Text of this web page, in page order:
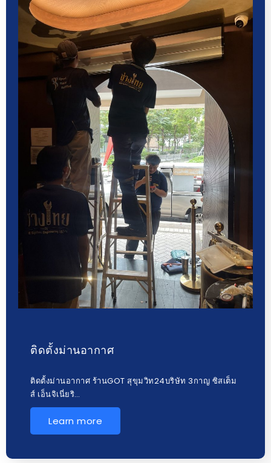
ติดตั้งม่านอากาศ
ติดตั้งม่านอากาศ ร้านGOT สุขุมวิท24บริษัท 3กาญ ซิสเต็ม
ส์ เอ็นจิเนี่ยริ…
Learn more